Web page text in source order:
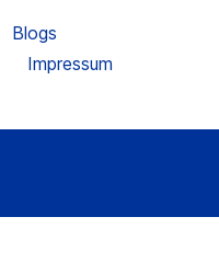
Blogs
Impressum